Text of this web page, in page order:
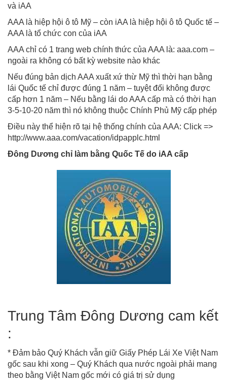
và iAA
AAA là hiệp hội ô tô Mỹ – còn iAA là hiệp hội ô tô Quốc tế –
AAA là tổ chức con của iAA
AAA chỉ có 1 trang web chính thức của AAA là: aaa.com –
ngoài ra không có bất kỳ website nào khác
Nếu đúng bản dịch AAA xuất xứ thừ Mỹ thì thời hạn bằng
lái Quốc tế chỉ được đúng 1 năm – tuyệt đối không được
cấp hơn 1 năm – Nếu bằng lái do AAA cấp mà có thời hạn
3-5-10-20 năm thì nó không thuộc Chính Phủ Mỹ cấp phép
Điều này thể hiện rõ tại hệ thống chính của AAA: Click =>
http://www.aaa.com/vacation/idpapplc.html
Đông Dương chỉ làm bằng Quốc Tế do iAA cấp
Trung Tâm Đông Dương cam kết
:
* Đảm bảo Quý Khách vẫn giữ Giấy Phép Lái Xe Việt Nam
gốc sau khi xong – Quý Khách qua nước ngoài phải mang
theo bằng Việt Nam gốc mới có giá trị sử dụng